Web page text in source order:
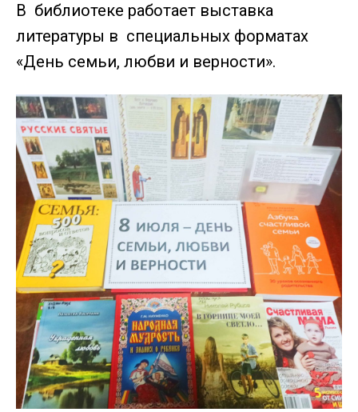
В библиотеке работает выставка
литературы в специальных форматах
«День семьи, любви и верности».